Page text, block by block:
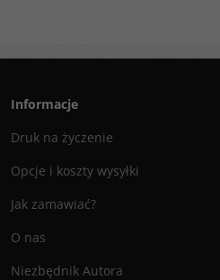
Informacje
Druk na życzenie
Opcje i koszty wysyłki
Jak zamawiać?
O nas
Niezbędnik Autora